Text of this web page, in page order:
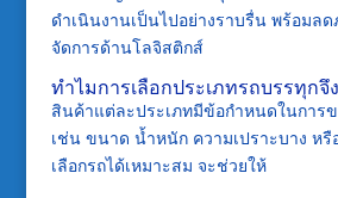
ดำเนินงานเป็นไปอย่างราบรื่น พร้อมล
จัดการด้านโลจิสติกส์
ทำไมการเลือกประเภทรถบรรทุก
สินค้าแต่ละประเภทมีข้อกำหนดในการ
เช่น ขนาด น้ำหนัก ความเปราะบาง ห
เลือกรถได้เหมาะสม จะช่วยให้